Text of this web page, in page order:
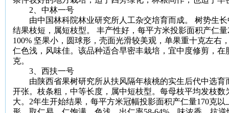
2 、中林一号
由中国林科院林业研究所人工杂交培育而成。
树势生
结果枝短，属短枝型。
丰产性好，每平方米投影面积产仁量
100% 坚果小，圆球形，壳面光滑较美观，单果重十克左右
仁色浅，风味佳。该品种适合早密丰栽培，宜中度修剪，
克。
3 、西扶一号
由陕西省果树研究所从扶风隔年核桃的实生后代中选育
开张。枝条粗，中等长度，属中短枝型。每母枝平均发枝数
大。 2年生开始结果，每平方米冠幅投影面积产仁量170克以